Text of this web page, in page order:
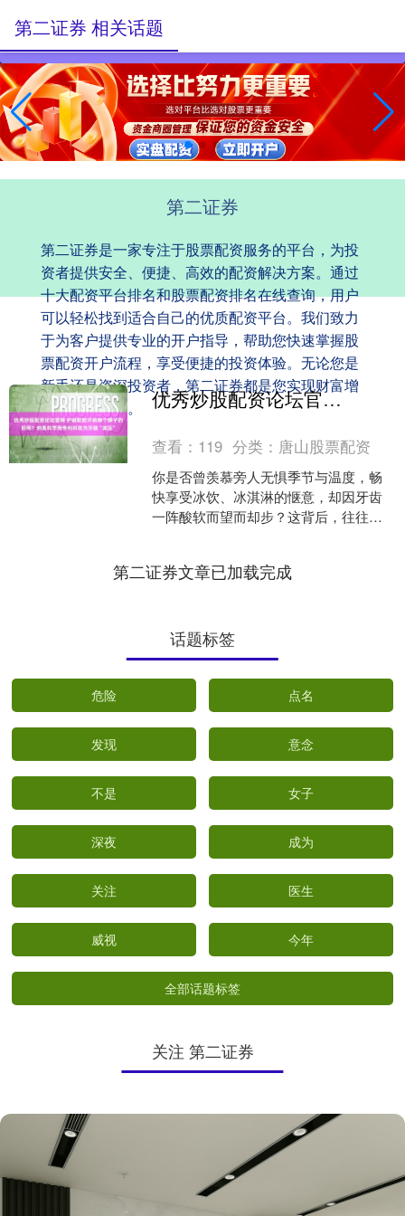
第二证券
第二证券是一家专注于股票配资服务的平台，为投
资者提供安全、便捷、高效的配资解决方案。通过
十大配资平台排名和股票配资排名在线查询，用户
可以轻松找到适合自己的优质配资平台。我们致力
于为客户提供专业的开户指导，帮助您快速掌握股
票配资开户流程，享受便捷的投资体验。无论您是
新手还是资深投资者，第二证券都是您实现财富增
值的可靠选择。
第二证券 相关话题
优秀炒股配资论坛官网 护龈软胶牙刷哪个牌子的好用？纳美科学用专利科技为牙龈“减压”
查看： 119 分类： 唐山股票配资
你是否曾羡慕旁人无惧季节与温度，畅
快享受冰饮、冰淇淋的惬意，却因牙齿
一阵酸软而望而却步？这背后，往往是
第二证券文章已加载完成
话题标签
危险 点名
发现 意念
不是 女子
深夜 成为
关注 医生
威视 今年
全部话题标签
关注 第二证券